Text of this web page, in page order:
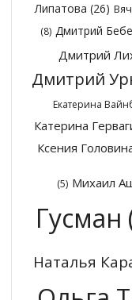
Липатова (26)
(8) Дмитрий
Дмитрий
Дмитрий
Екатерина
Катерина
Ксения
(5) Михаил
Гусман
Наталья